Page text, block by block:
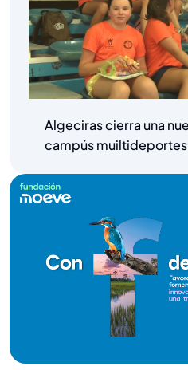
Algeciras cierra una
campús muiltideportes